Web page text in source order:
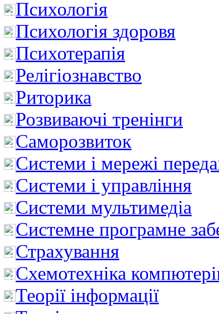
Психологія
Психологія здоровя
Психотерапія
Релігіознавство
Риторика
Розвиваючі тренінги
Саморозвиток
Системи і мережі
Системи і управління
Системи мультимедіа
Системне програмне
Страхування
Схемотехніка
Теорії інформації